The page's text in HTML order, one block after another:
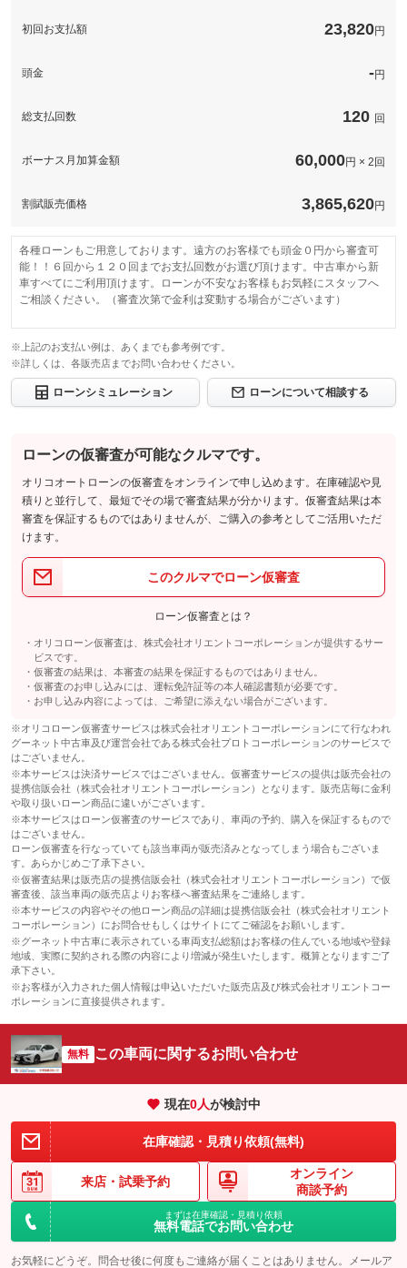
このパックの見積もり依頼（無料）
備考
きめ細かい下地処理により、ボディー艶が復活！！その違いはシ
初回お支払額 23,820円
頭金 -円
総支払回数 120 回
ボーナス月加算金額 60,000円 × 2回
割賦販売価格 3,865,620円
各種ローンもご用意しております。遠方のお客様でも頭金０円から審査可
能！！６回から１２０回までお支払回数がお選び頂けます。中古車から新
車すべてにご利用頂けます。ローンが不安なお客様もお気軽にスタッフへ
ご相談ください。（審査次第で金利は変動する場合がございます）
※上記のお支払い例は、あくまでも参考例です。
※詳しくは、各販売店までお問い合わせください。
ローンシミュレーション ローンについて相談する
ローンの仮審査が可能なクルマです。
オリコオートローンの仮審査をオンラインで申し込めます。在庫確認や見
積りと並行して、最短でその場で審査結果が分かります。仮審査結果は本
審査を保証するものではありませんが、ご購入の参考としてご活用いただ
けます。
このクルマでローン仮審査
ローン仮審査とは？
オリコローン仮審査は、株式会社オリエントコーポレーションが提供するサー
ビスです。
仮審査の結果は、本審査の結果を保証するものではありません。
仮審査のお申し込みには、運転免許証等の本人確認書類が必要です。
お申し込み内容によっては、ご希望に添えない場合がございます。
※オリコローン仮審査サービスは株式会社オリエントコーポレーションにて行なわれ
グーネット中古車及び運営会社である株式会社プロトコーポレーションのサービスで
はございません。
※本サービスは決済サービスではございません。仮審査サービスの提供は販売会社の
提携信販会社（株式会社オリエントコーポレーション）となります。販売店毎に金利
や取り扱いローン商品に違いがございます。
※本サービスはローン仮審査のサービスであり、車両の予約、購入を保証するもので
はございません。
ローン仮審査を行なっていても該当車両が販売済みとなってしまう場合もございま
す。あらかじめご了承下さい。
※仮審査結果は販売店の提携信販会社（株式会社オリエントコーポレーション）で仮
審査後、該当車両の販売店よりお客様へ審査結果をご連絡します。
※本サービスの内容やその他ローン商品の詳細は提携信販会社（株式会社オリエント
コーポレーション）にお問合せもしくはサイトにてご確認をお願いします。
※グーネット中古車に表示されている車両支払総額はお客様の住んでいる地域や登録
地域、実際に契約される際の内容により増減が発生いたします。概算となりますご了
承下さい。
※お客様が入力された個人情報は申込いただいた販売店及び株式会社オリエントコー
ポレーションに直接提供されます。
無料 この車両に関するお問い合わせ
現在0人が検討中
在庫確認・見積り依頼(無料)
来店・ 試乗予約
オンライン
商談予約
まずは在庫確認・見積り依頼
無料電話でお問い合わせ
お気軽にどうぞ。問合せ後に何度もご連絡が届くことはありません。メールア